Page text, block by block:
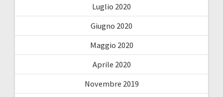
Luglio 2020
Giugno 2020
Maggio 2020
Aprile 2020
Novembre 2019